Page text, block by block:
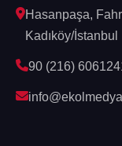
Hasanpaşa,
Kadıköy/İstanbul
90 (216)